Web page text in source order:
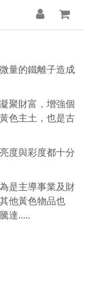
量的鐵離子造成
聚財富，增強個
色主土，也是古
度與彩度都十分
是主導事業及財
他黃色物品也
達.....